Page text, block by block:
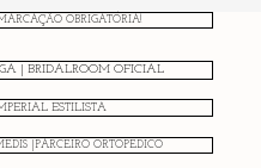
OBRIGATÓRIA!
| BRIDALROOM OFICIAL
ESTILISTA
|PARCEIRO ORTOPÉDICO